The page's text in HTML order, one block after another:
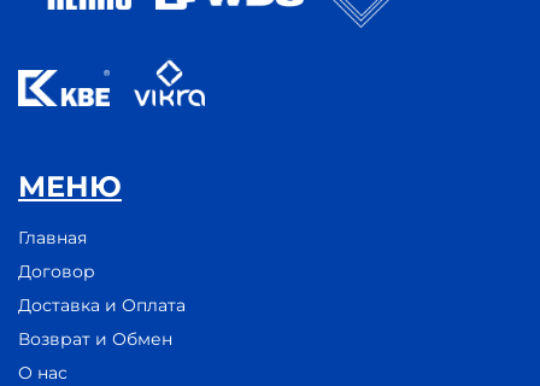
МЕНЮ
Главная
Договор
Доставка и Оплата
Возврат и Обмен
О нас